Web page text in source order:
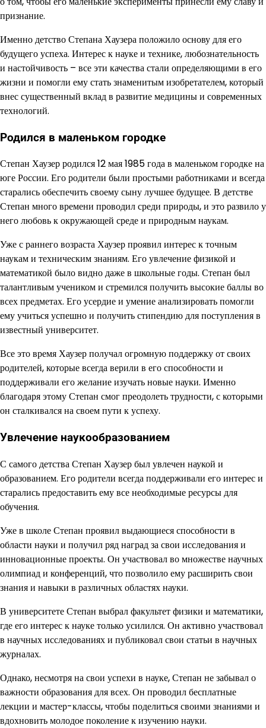
признание.
Именно детство Степана Хаузера положило основу для его
будущего успеха. Интерес к науке и технике, любознательность
и настойчивость – все эти качества стали определяющими в его
жизни и помогли ему стать знаменитым изобретателем, который
внес существенный вклад в развитие медицины и современных
технологий.
Родился в маленьком городке
Степан Хаузер родился 12 мая 1985 года в маленьком городке на
юге России. Его родители были простыми работниками и всегда
старались обеспечить своему сыну лучшее будущее. В детстве
Степан много времени проводил среди природы, и это развило у
него любовь к окружающей среде и природным наукам.
Уже с раннего возраста Хаузер проявил интерес к точным
наукам и техническим знаниям. Его увлечение физикой и
математикой было видно даже в школьные годы. Степан был
талантливым учеником и стремился получить высокие баллы во
всех предметах. Его усердие и умение анализировать помогли
ему учиться успешно и получить стипендию для поступления в
известный университет.
Все это время Хаузер получал огромную поддержку от своих
родителей, которые всегда верили в его способности и
поддерживали его желание изучать новые науки. Именно
благодаря этому Степан смог преодолеть трудности, с которыми
он сталкивался на своем пути к успеху.
Увлечение наукообразованием
С самого детства Степан Хаузер был увлечен наукой и
образованием. Его родители всегда поддерживали его интерес и
старались предоставить ему все необходимые ресурсы для
обучения.
Уже в школе Степан проявил выдающиеся способности в
области науки и получил ряд наград за свои исследования и
инновационные проекты. Он участвовал во множестве научных
олимпиад и конференций, что позволило ему расширить свои
знания и навыки в различных областях науки.
В университете Степан выбрал факультет физики и математики,
где его интерес к науке только усилился. Он активно участвовал
в научных исследованиях и публиковал свои статьи в научных
журналах.
Однако, несмотря на свои успехи в науке, Степан не забывал о
важности образования для всех. Он проводил бесплатные
лекции и мастер-классы, чтобы поделиться своими знаниями и
вдохновить молодое поколение к изучению науки.